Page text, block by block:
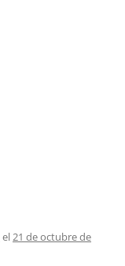
el21 de octubre de